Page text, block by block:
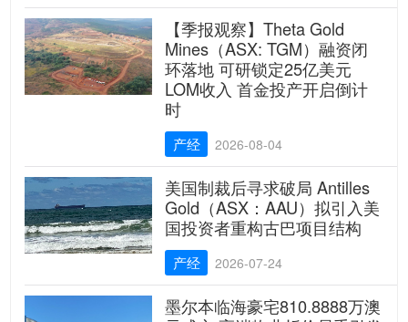
【季报观察】Theta Gold
Mines（ASX: TGM）融资闭
环落地 可研锁定25亿美元
LOM收入 首金投产开启倒计
时
产经 2026-08-04
美国制裁后寻求破局 Antilles
Gold（ASX：AAU）拟引入美
国投资者重构古巴项目结构
产经 2026-07-24
墨尔本临海豪宅810.8888万澳